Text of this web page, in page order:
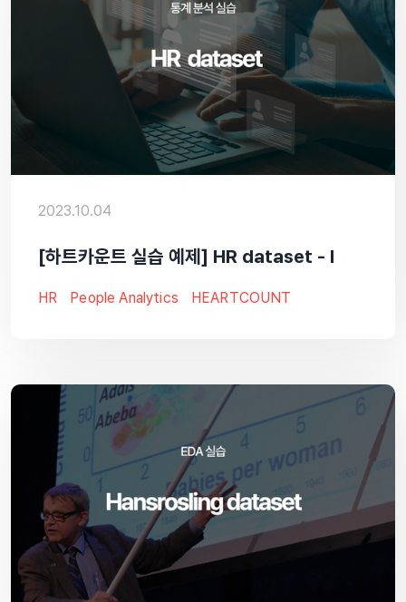
2023.10.04
[하트카운트 실습 예제] HR dataset - I
HR People Analytics HEARTCOUNT